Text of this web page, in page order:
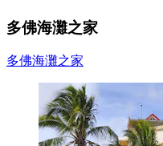
多佛海灘之家
多佛海灘之家